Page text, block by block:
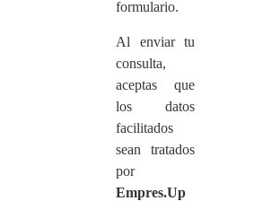
formulario.
Al enviar tu
consulta,
aceptas que
los datos
facilitados
sean tratados
por
Empres.Up